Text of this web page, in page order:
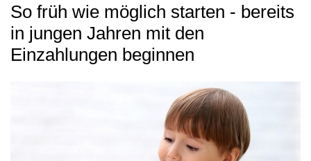
So früh wie möglich starten - bereits
in jungen Jahren mit den
Einzahlungen beginnen